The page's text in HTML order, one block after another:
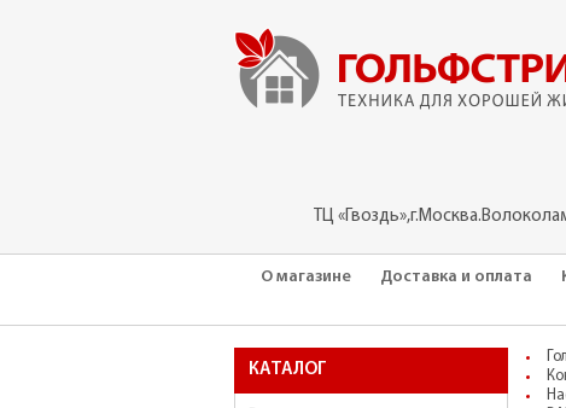
ТЦ
О магазине
Доставка и оплата
КАТАЛОГ